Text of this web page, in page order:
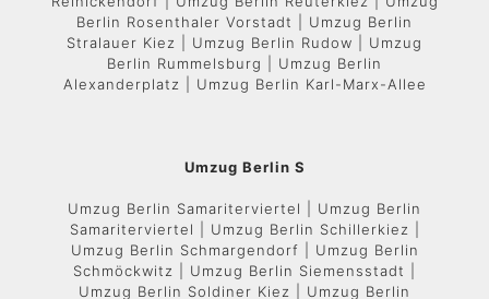
Berlin Rosenthaler Vorstadt | Umzug Berlin
Stralauer Kiez | Umzug Berlin Rudow | Umzug
Berlin Rummelsburg | Umzug Berlin
Alexanderplatz | Umzug Berlin Karl-Marx-Allee
Umzug Berlin S
Umzug Berlin Samariterviertel | Umzug Berlin
Samariterviertel | Umzug Berlin Schillerkiez |
Umzug Berlin Schmargendorf | Umzug Berlin
Schmöckwitz | Umzug Berlin Siemensstadt |
Umzug Berlin Soldiner Kiez | Umzug Berlin